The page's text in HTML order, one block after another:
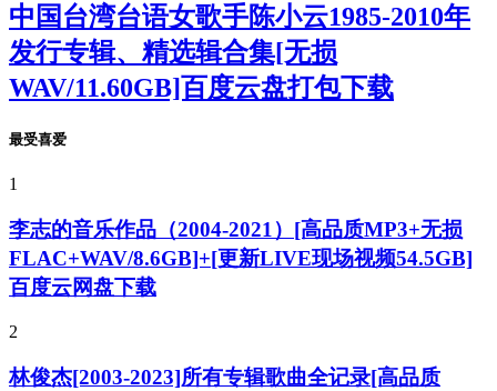
中国台湾台语女歌手陈小云1985-2010年
发行专辑、精选辑合集[无损
WAV/11.60GB]百度云盘打包下载
最受喜爱
1
李志的音乐作品（2004-2021）[高品质MP3+无损
FLAC+WAV/8.6GB]+[更新LIVE现场视频54.5GB]
百度云网盘下载
2
林俊杰[2003-2023]所有专辑歌曲全记录[高品质